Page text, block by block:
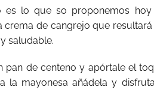
es lo que so proponemos hoy
crema de cangrejo que
saludable.
pan de centeno y apórtale el
la mayonesa añádela y